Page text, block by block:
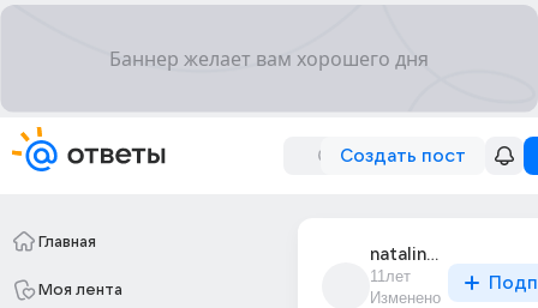
Создать пост
Главная
Моя лента
natalinda_4
11лет
Изменено